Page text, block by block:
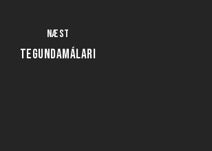
Næst
TEGUNDAMÁLARI